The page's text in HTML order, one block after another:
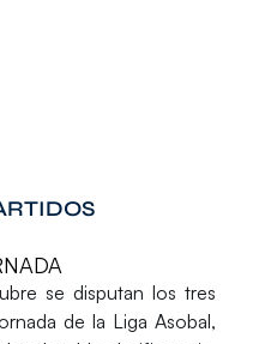
se disputan los tres
de la Liga Asobal,